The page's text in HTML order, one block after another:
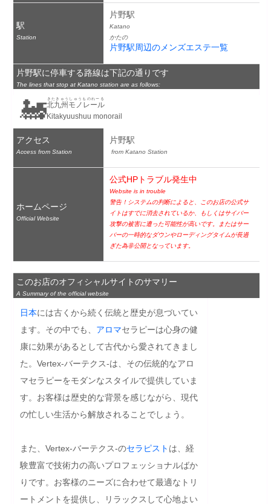
駅
Station
片野駅
Katano
かたの
片野駅周辺のメンズエステ一覧
片野駅に停車する路線は下記の通りです
The lines that stop at Katano station are as follows:
🚂北九州モノレール
きたきゅうしゅうものれーる
Kitakyuushuu monorail
アクセス
Access from Station
片野駅
from Katano Station
ホームページ
Official Website
公式HPトラブル発生中
Website is in trouble
警告！システムの判断によると、このお店の公式サ
イトはすでに消去されているか、もしくはサイバー
攻撃の被害に遭った可能性が高いです。またはサー
バーの一時的なダウンやローディングタイムが長過
ぎた為非公開となっています。
このお店のオフィシャルサイトのサマリー
A Summary of the official website
日本には古くから続く伝統と歴史が息づいてい
ます。その中でも、 アロマセラピーは心身の健
康に効果があるとして古代から愛されてきまし
た。Vertex-バーテクス-は、その伝統的なアロ
マセラピーをモダンなスタイルで提供していま
す。お客様は歴史的な背景を感じながら、現代
の忙しい生活から解放されることでしょう。
また、Vertex-バーテクス-のセラピスト は、経
験豊富で技術力の高いプロフェッショナルばか
りです。お客様のニーズに合わせて最適なトリ
ートメントを提供し、リラックスして心地よい